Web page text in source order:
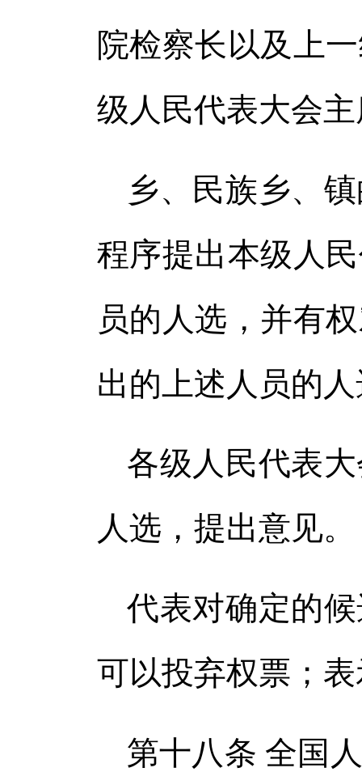
院检察长以及上
级人民代表大会
乡、民族乡、
程序提出本级人
员的人选，并有
出的上述人员的
各级人民代表
人选，提出意见。
代表对确定的
可以投弃权票；
第十八条 全国